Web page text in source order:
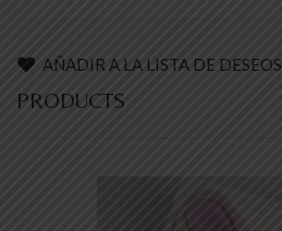
AÑADIR A LA LISTA DE DESEOS
PRODUCTS